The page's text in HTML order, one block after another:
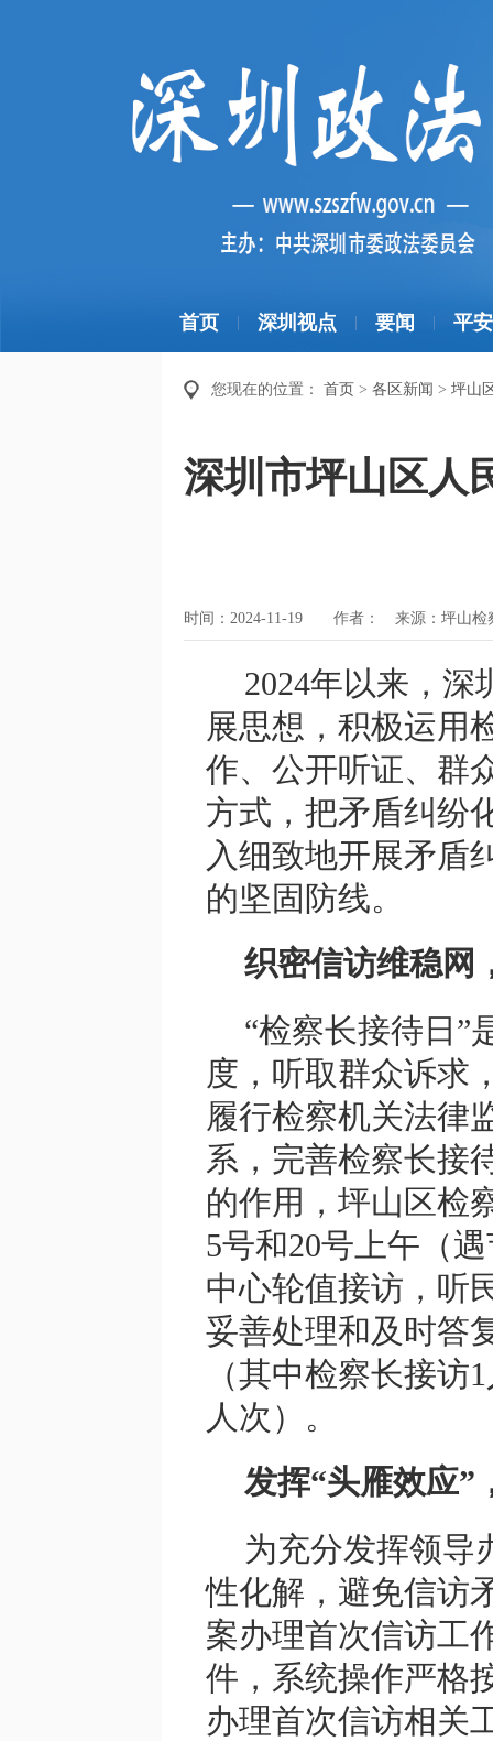
首页 深圳视点 要闻 平
您现在的位置： 首页 > 各区新闻 > 坪山
深圳市坪山区人
时间：2024-11-19 作者： 来源：坪山检
2024年以来，
展思想，积极运用
作、公开听证、群
方式，把矛盾纠纷
入细致地开展矛盾
的坚固防线。
织密信访维稳网
“检察长接待日”
度，听取群众诉求
履行检察机关法律
系，完善检察长接
的作用，坪山区检
5号和20号上午（
中心轮值接访，听
妥善处理和及时答
（其中检察长接
人次）。
发挥“头雁效应”
为充分发挥领导
性化解，避免信访
案办理首次信访工
件，系统操作严格
办理首次信访相关